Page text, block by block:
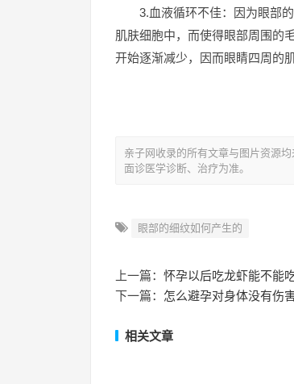
3.血液循环不佳：因为眼部
肌肤细胞中，而使得眼部周围的
开始逐渐减少，因而眼睛四周的
亲子网收录的所有文章与图片资源
面诊医学诊断、治疗为准。
眼部的细纹如何产生的
上一篇： 怀孕以后吃龙虾能不能
下一篇： 怎么避孕对身体没有伤
相关文章